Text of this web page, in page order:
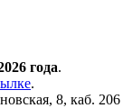
года.
.
8, каб.